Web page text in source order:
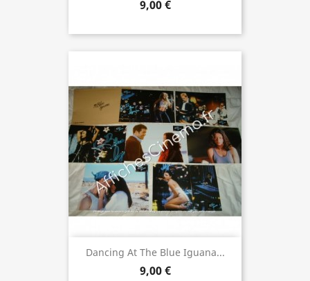
9,00 €
Dancing At The Blue Iguana...
9,00 €